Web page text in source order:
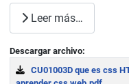
Leer más…
Descargar archivo:
CU01003D que es css